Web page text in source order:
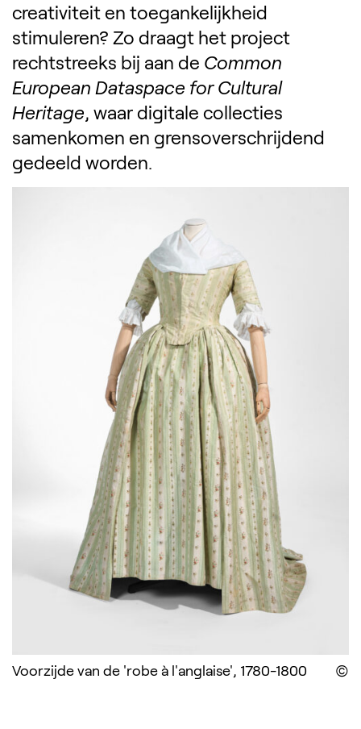
creativiteit en toegankelijkheid
stimuleren? Zo draagt het project
rechtstreeks bij aan de Common
European Dataspace for Cultural
Heritage, waar digitale collecties
samenkomen en grensoverschrijdend
gedeeld worden.
Voorzijde van de 'robe à l'anglaise', 1780-1800